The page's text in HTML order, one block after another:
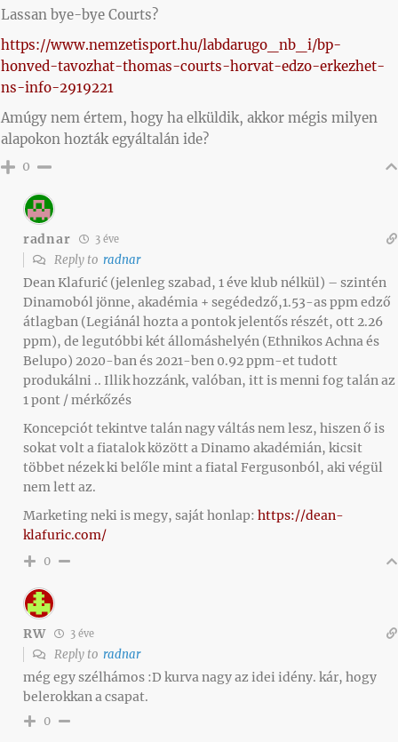
Lassan bye-bye Courts?
https://www.nemzetisport.hu/labdarugo_nb_i/bp-
honved-tavozhat-thomas-courts-horvat-edzo-erkezhet-
ns-info-2919221
Amúgy nem értem, hogy ha elküldik, akkor mégis milyen
alapokon hozták egyáltalán ide?
0
radnar 3 éve
Reply to radnar
Dean Klafurić (jelenleg szabad, 1 éve klub nélkül) – szintén
Dinamoból jönne, akadémia + segédedző,1.53-as ppm edző
átlagban (Legiánál hozta a pontok jelentős részét, ott 2.26
ppm), de legutóbbi két állomáshelyén (Ethnikos Achna és
Belupo) 2020-ban és 2021-ben 0.92 ppm-et tudott
produkálni .. Illik hozzánk, valóban, itt is menni fog talán az
1 pont / mérkőzés
Koncepciót tekintve talán nagy váltás nem lesz, hiszen ő is
sokat volt a fiatalok között a Dinamo akadémián, kicsit
többet nézek ki belőle mint a fiatal Fergusonból, aki végül
nem lett az.
Marketing neki is megy, saját honlap: https://dean-
klafuric.com/
0
RW 3 éve
Reply to radnar
még egy szélhámos :D kurva nagy az idei idény. kár, hogy
belerokkan a csapat.
0